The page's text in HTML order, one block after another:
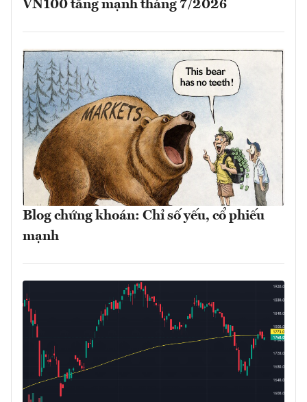
VN100 tăng mạnh tháng 7/2026
Blog chứng khoán: Chỉ số yếu, cổ phiếu
mạnh